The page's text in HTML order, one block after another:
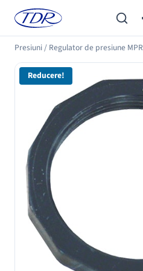
Presiuni/ Regulator de presiune MPR
Reducere!